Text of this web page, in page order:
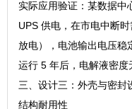
实际应用验证：某数据中
UPS 供电，在市电中断
放电），电池输出电压稳
运行 5 年后，电解液密度
三、设计三：外壳与密封
结构耐用性